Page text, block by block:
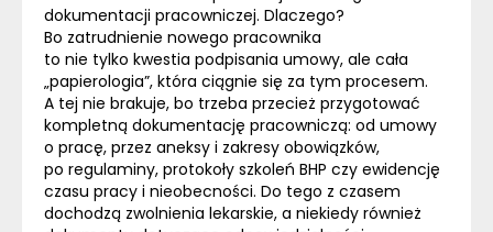
dokumentacji pracowniczej. Dlaczego?
Bo zatrudnienie nowego pracownika
to nie tylko kwestia podpisania umowy, ale cała
„papierologia”, która ciągnie się za tym procesem.
A tej nie brakuje, bo trzeba przecież przygotować
kompletną dokumentację pracowniczą: od umowy
o pracę, przez aneksy i zakresy obowiązków,
po regulaminy, protokoły szkoleń BHP czy ewidencję
czasu pracy i nieobecności. Do tego z czasem
dochodzą zwolnienia lekarskie, a niekiedy również